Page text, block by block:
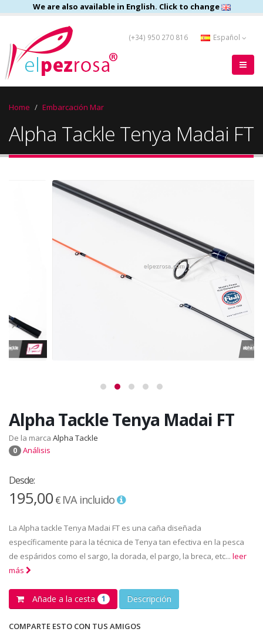
We are also available in English. Click to change
(+34) 950 270 816 Español
Home Embarcación Mar
Alpha Tackle Tenya Madai FT
Alpha Tackle Tenya Madai FT
De la marca Alpha Tackle
0 Análisis
Desde:
195,00€ IVA incluido
La Alpha tackle Tenya Madai FT es una caña diseñada
específicamente para la técnica de Tenya tan efectiva en la pesca
de espáridos como el sargo, la dorada, el pargo, la breca, etc... leer
más
Añade a la cesta 1 Descripción
COMPARTE ESTO CON TUS AMIGOS